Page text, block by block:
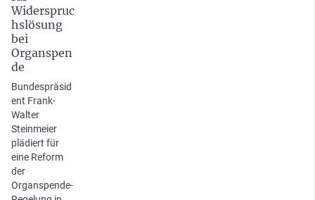
Widerspruc
hslösung
bei
Organspen
de
Bundespräsid
ent Frank-
Walter
Steinmeier
plädiert für
eine Reform
der
Organspende-